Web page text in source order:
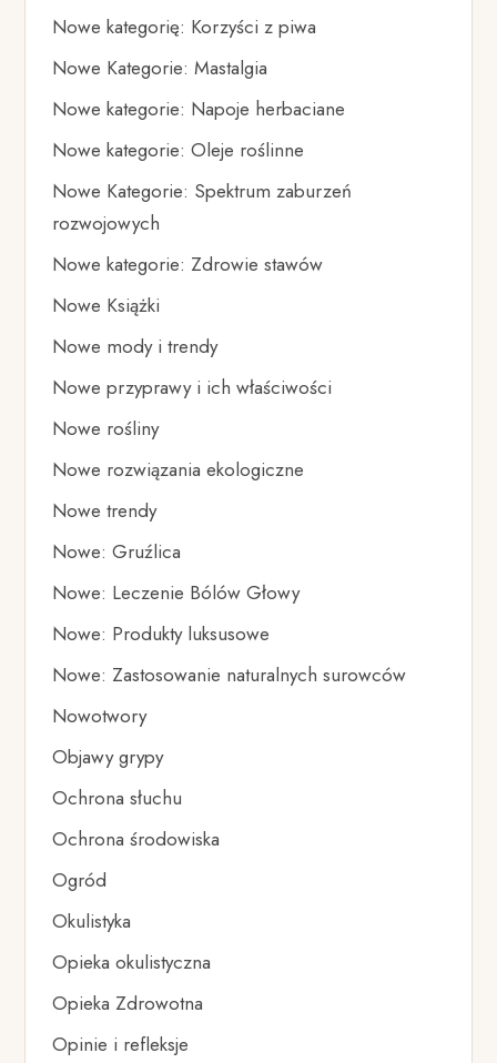
Nowe kategorię: Korzyści z piwa
Nowe Kategorie: Mastalgia
Nowe kategorie: Napoje herbaciane
Nowe kategorie: Oleje roślinne
Nowe Kategorie: Spektrum zaburzeń
rozwojowych
Nowe kategorie: Zdrowie stawów
Nowe Książki
Nowe mody i trendy
Nowe przyprawy i ich właściwości
Nowe rośliny
Nowe rozwiązania ekologiczne
Nowe trendy
Nowe: Gruźlica
Nowe: Leczenie Bólów Głowy
Nowe: Produkty luksusowe
Nowe: Zastosowanie naturalnych surowców
Nowotwory
Objawy grypy
Ochrona słuchu
Ochrona środowiska
Ogród
Okulistyka
Opieka okulistyczna
Opieka Zdrowotna
Opinie i refleksje